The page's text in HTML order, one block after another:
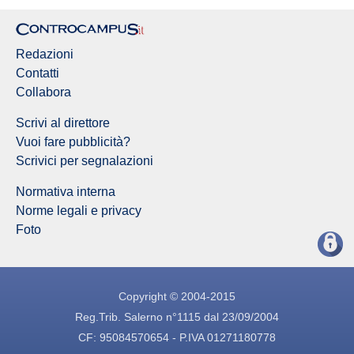
Redazioni
Contatti
Collabora
Scrivi al direttore
Vuoi fare pubblicità?
Scrivici per segnalazioni
Normativa interna
Norme legali e privacy
Foto
Copyright © 2004-2015
Reg.Trib. Salerno n°1115 dal 23/09/2004
CF: 95084570654 - P.IVA 01271180778